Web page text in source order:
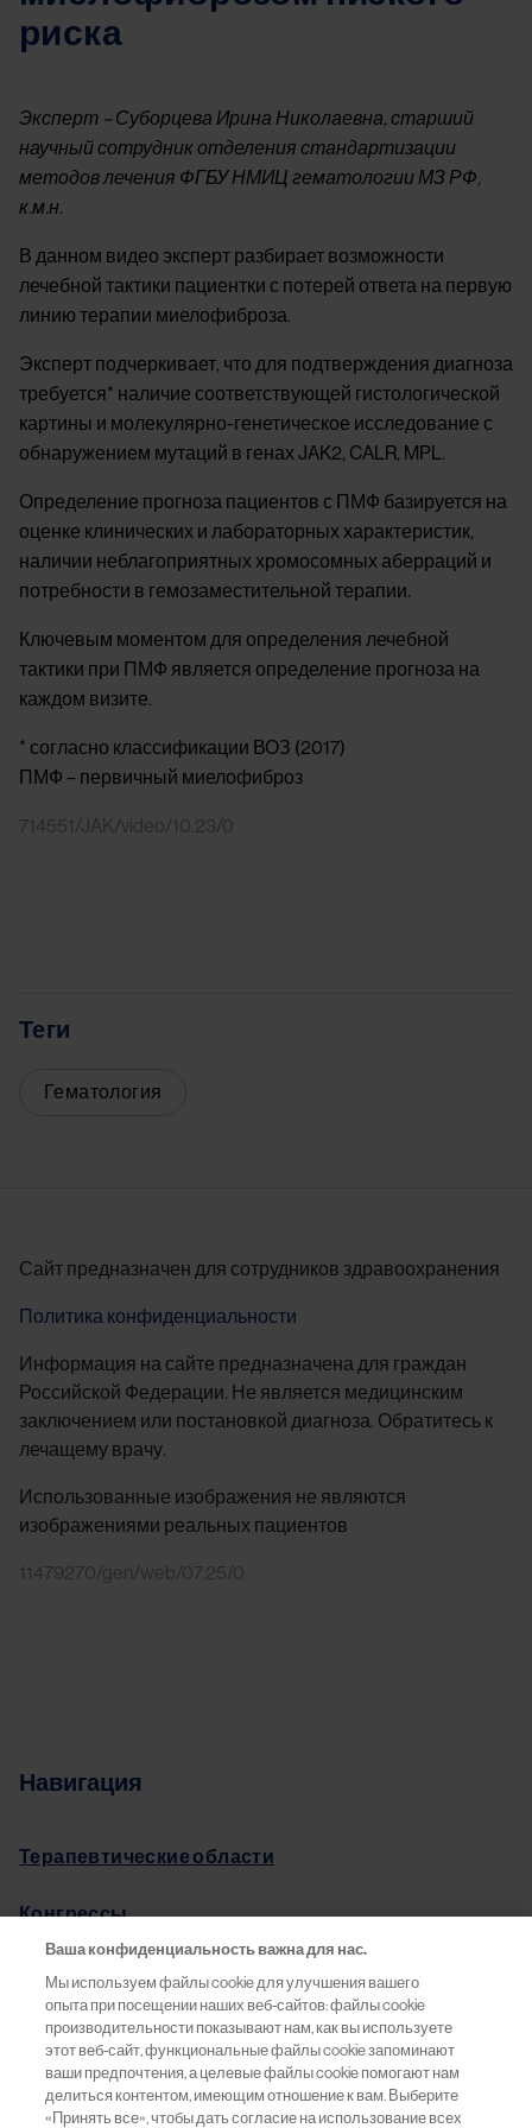
риска
Эксперт – Суборцева Ирина Николаевна, старший
научный сотрудник отделения стандартизации
методов лечения ФГБУ НМИЦ гематологии МЗ РФ,
к.м.н.
В данном видео эксперт разбирает возможности
лечебной тактики пациентки с потерей ответа на первую
линию терапии миелофиброза.
Эксперт подчеркивает, что для подтверждения диагноза
требуется* наличие соответствующей гистологической
картины и молекулярно-генетическое исследование с
обнаружением мутаций в генах JAK2, CALR, MPL.
Определение прогноза пациентов с ПМФ базируется на
оценке клинических и лабораторных характеристик,
наличии неблагоприятных хромосомных аберраций и
потребности в гемозаместительной терапии.
Ключевым моментом для определения лечебной
тактики при ПМФ является определение прогноза на
каждом визите.
* согласно классификации ВОЗ (2017)
ПМФ – первичный миелофиброз
714551/JAK/video/10.23/0
Теги
Гематология
Сайт предназначен для сотрудников здравоохранения
Политика конфиденциальности
Информация на сайте предназначена для граждан
Российской Федерации. Не является медицинским
заключением или постановкой диагноза. Обратитесь к
лечащему врачу.
Использованные изображения не являются
изображениями реальных пациентов
11479270/gen/web/07.25/0
Навигация
Терапевтические области
Конгрессы
Информация о препаратах
Обратная связь
Ваша конфиденциальность важна для нас.
Мы используем файлы cookie для улучшения вашего
опыта при посещении наших веб-сайтов: файлы cookie
производительности показывают нам, как вы используете
этот веб-сайт, функциональные файлы cookie запоминают
ваши предпочтения, а целевые файлы cookie помогают нам
делиться контентом, имеющим отношение к вам. Выберите
«Принять все», чтобы дать согласие на использование всех